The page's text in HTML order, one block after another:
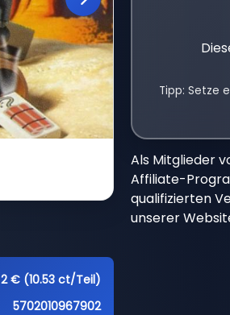
2 € (10.53 ct/Teil)
5702010967902
Tipp: Setze
Als Mitglieder
Affiliate-
qualifizierten
unserer